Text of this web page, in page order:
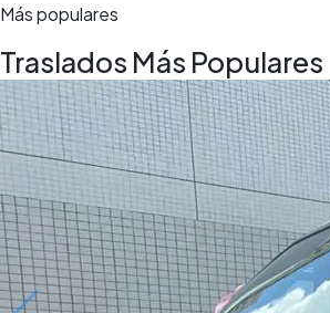
8 días
Más populares
Traslados Más Populares